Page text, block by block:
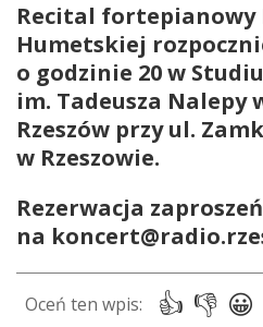
Recital fortepianowy
Humetskiej
o godzinie 20 w
im. Tadeusza Nalepy
Rzeszów przy ul.
w Rzeszowie.
Rezerwacja zaproszeń
na